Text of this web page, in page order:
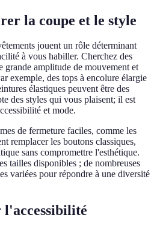
la coupe et le style
jouent un rôle déterminant
à vous habiller. Cherchez des
grande amplitude de mouvement et
exemple, des tops à encolure élargie
élastiques peuvent être des
des styles qui vous plaisent; il est
et mode.
de fermeture faciles, comme les
remplacer les boutons classiques,
sans compromettre l'esthétique.
tailles disponibles ; de nombreuses
variées pour répondre à une diversité